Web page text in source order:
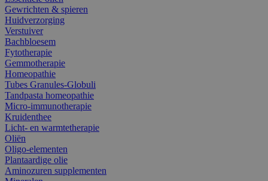
Gewrichten & spieren
Huidverzorging
Verstuiver
Bachbloesem
Fytotherapie
Gemmotherapie
Homeopathie
Tubes Granules-Globuli
Tandpasta homeopathie
Micro-immunotherapie
Kruidenthee
Licht- en warmtetherapie
Oliën
Oligo-elementen
Plantaardige olie
Aminozuren supplementen